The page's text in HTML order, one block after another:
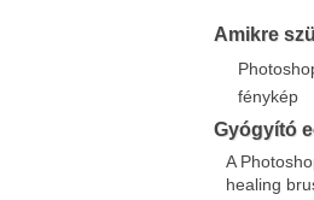
Amikre
fénykép
Gyógyító
A
healing